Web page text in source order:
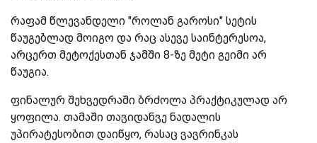
რაფამ წლევანდელი "როლან გაროსი" სეტის
წაუგებლად მოიგო და რაც ასევე საინტერესოა,
არცერთ მეტოქესთან ჯამში 8-ზე მეტი გეიმი არ
წაუგია.
ფინალურ შეხვედრაში ბრძოლა პრაქტიკულად არ
ყოფილა. თამაში თავიდანვე ნადალის
უპირატესობით დაიწყო, რასაც ვავრინკას